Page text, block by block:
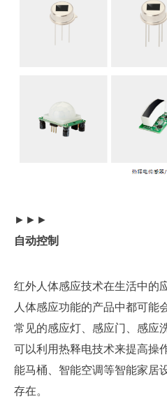
►►►
自动控制
红外人体感应技术在生活中的
人体感应功能的产品中都可能
常见的感应灯、感应门、感应
可以利用热释电技术来提高操
能马桶、智能空调等智能家居
存在。